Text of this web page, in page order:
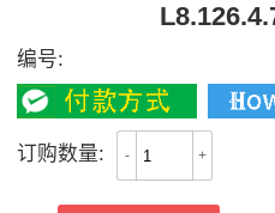
编号:
订购数量: - +